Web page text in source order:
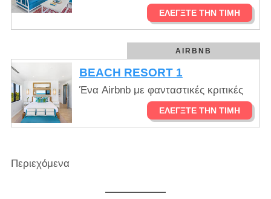
ΕΛΈΓΞΤΕ ΤΗΝ ΤΙΜΉ
AIRBNB
BEACH RESORT 1
Ένα Airbnb με φανταστικές κριτικές
ΕΛΈΓΞΤΕ ΤΗΝ ΤΙΜΉ
Περιεχόμενα